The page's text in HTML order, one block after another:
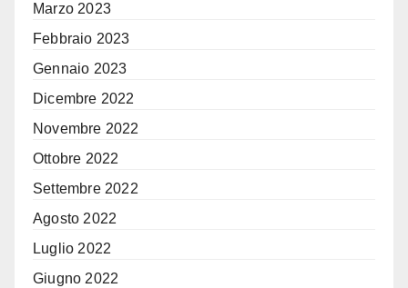
Marzo 2023
Febbraio 2023
Gennaio 2023
Dicembre 2022
Novembre 2022
Ottobre 2022
Settembre 2022
Agosto 2022
Luglio 2022
Giugno 2022